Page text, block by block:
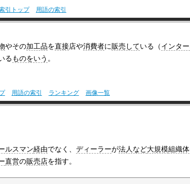
引トップ 用語の索引
やその加工品を直接店や消費者に販売している（インタ
るものをいう 。
用語の索引 ランキング 画像一覧
ルスマン経由でなく、 ディーラーが法人など大規模組織体
直営の販売店を指す。